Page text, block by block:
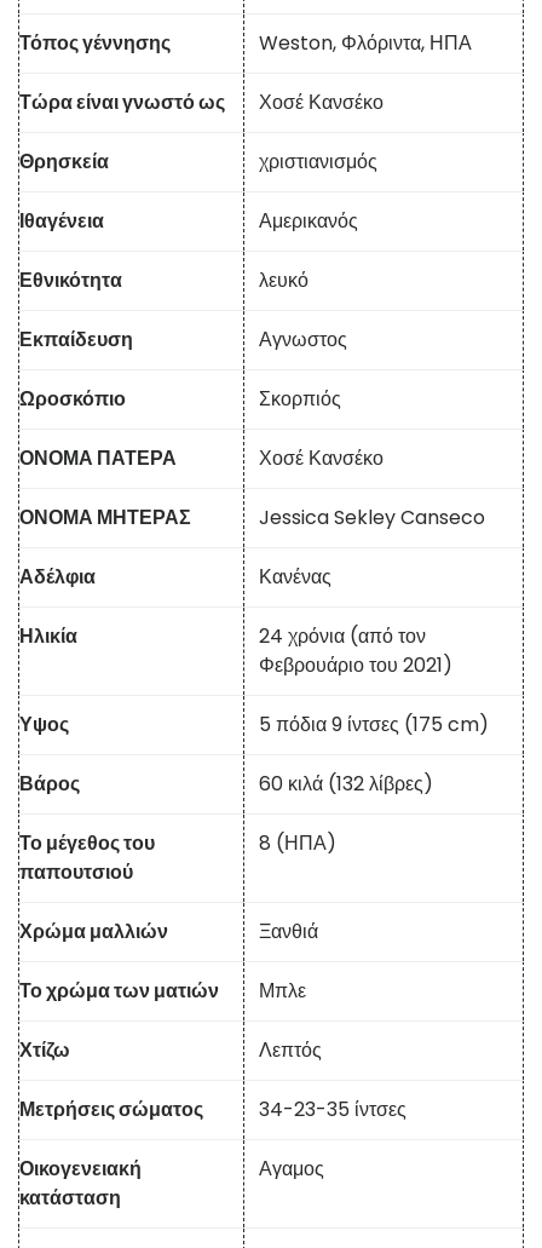
Τόπος γέννησης Weston, Φλόριντα, ΗΠΑ
Τώρα είναι γνωστό ως Χοσέ Κανσέκο
Θρησκεία χριστιανισμός
Ιθαγένεια Αμερικανός
Εθνικότητα λευκό
Εκπαίδευση Αγνωστος
Ωροσκόπιο Σκορπιός
ΟΝΟΜΑ ΠΑΤΕΡΑ Χοσέ Κανσέκο
ΟΝΟΜΑ ΜΗΤΕΡΑΣ Jessica Sekley Canseco
Αδέλφια Κανένας
Ηλικία
24 χρόνια (από τον
Φεβρουάριο του 2021)
Υψος 5 πόδια 9 ίντσες (175 cm)
Βάρος 60 κιλά (132 λίβρες)
Το μέγεθος του
παπουτσιού
8 (ΗΠΑ)
Χρώμα μαλλιών Ξανθιά
Το χρώμα των ματιών Μπλε
Χτίζω Λεπτός
Μετρήσεις σώματος 34-23-35 ίντσες
Οικογενειακή
κατάσταση
Αγαμος